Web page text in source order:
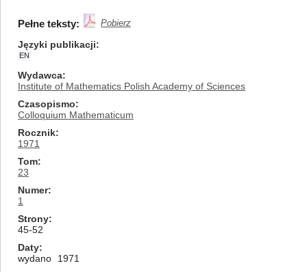
Pełne teksty: Pobierz
Języki publikacji
EN
Wydawca
Institute of Mathematics Polish Academy of Sciences
Czasopismo
Colloquium Mathematicum
Rocznik
1971
Tom
23
Numer
1
Strony
45-52
Daty
wydano
1971